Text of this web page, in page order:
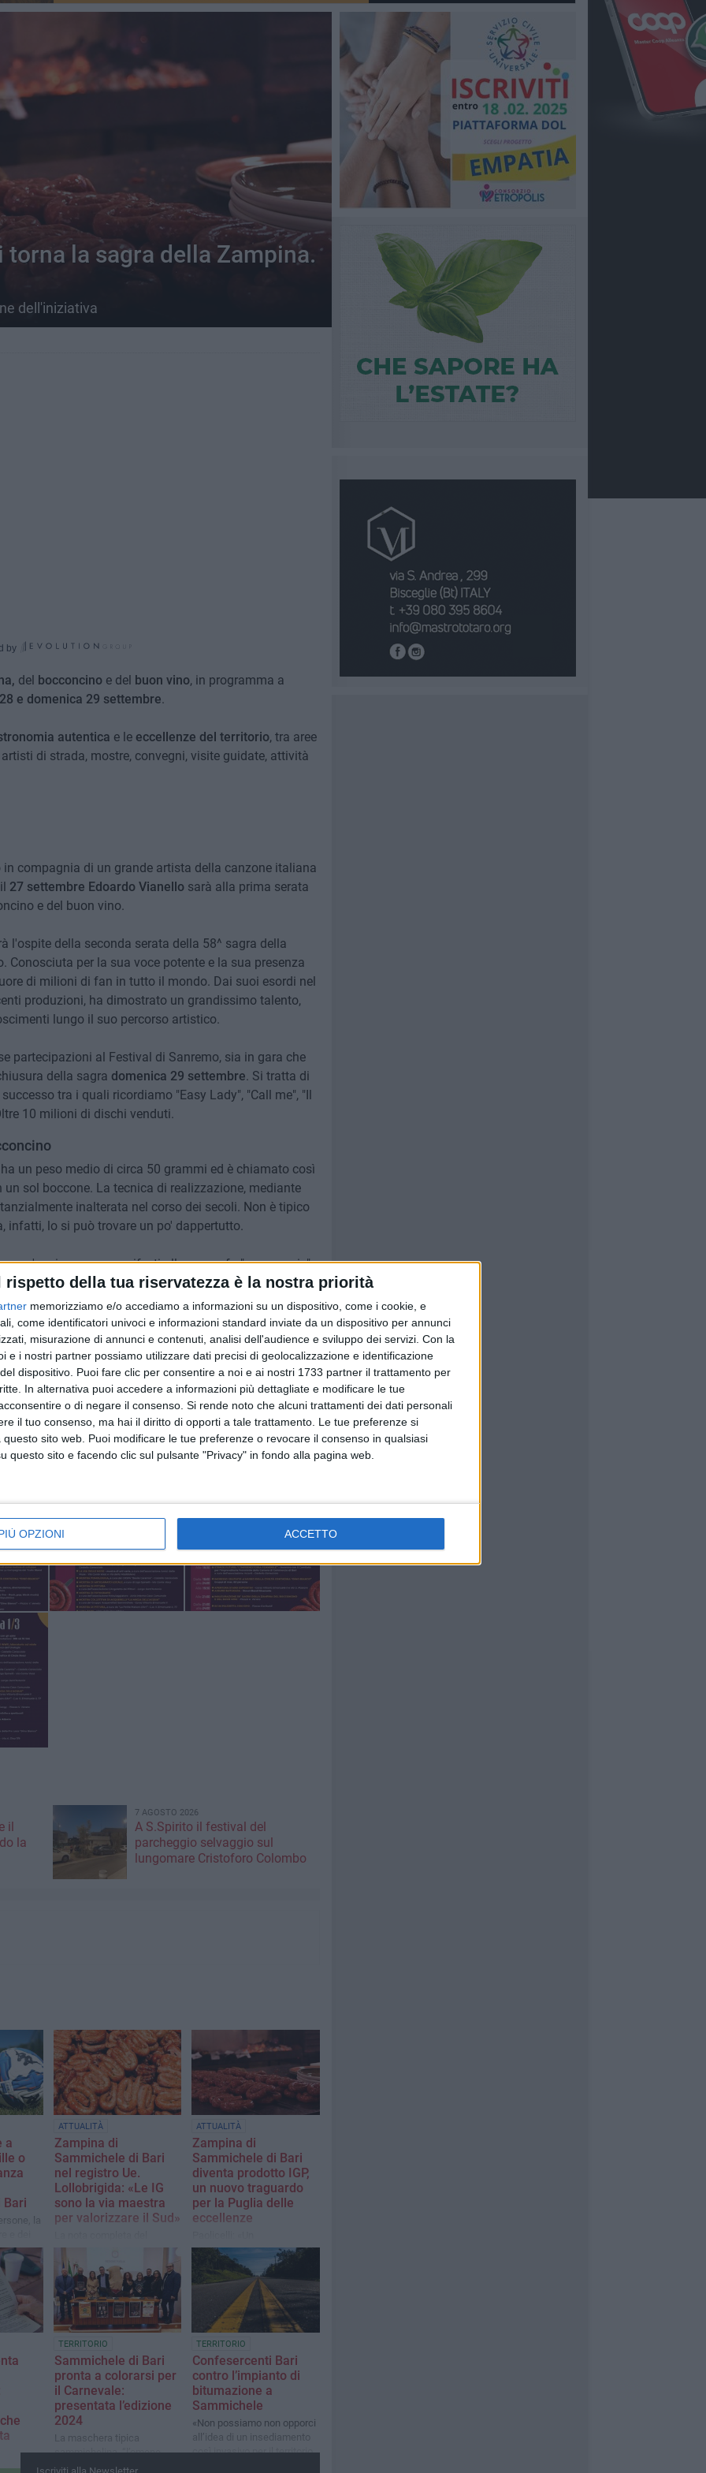
rispetto della tua riservatezza è la nostra priorità
memorizziamo e/o accediamo a informazioni su un dispositivo, come i cookie, e
come identificatori univoci e informazioni standard inviate da un dispositivo per annunci
misurazione di annunci e contenuti, analisi dell'audience e sviluppo dei servizi. Con la
e i nostri partner possiamo utilizzare dati precisi di geolocalizzazione e identificazione
dispositivo. Puoi fare clic per consentire a noi e ai nostri 1733 partner il trattamento per
In alternativa puoi accedere a informazioni più dettagliate e modificare le tue
o di negare il consenso. Si rende noto che alcuni trattamenti dei dati personali
il tuo consenso, ma hai il diritto di opporti a tale trattamento. Le tue preferenze si
sito web. Puoi modificare le tue preferenze o revocare il consenso in qualsiasi
questo sito e facendo clic sul pulsante "Privacy" in fondo alla pagina web.
OPZIONI ACCETTO
la sagra della Zampina.
dell'iniziativa
by
del bocconcinoe del buon vino, in programma a
e domenica 29 settembre.
autentica e le eccellenze del territorio, tra aree
di strada, mostre, convegni, visite guidate, attività
compagnia di un grande artista della canzone italiana
27 settembre Edoardo Vianellosarà alla prima serata
e del buon vino.
l'ospite della seconda serata della 58^ sagra della
Conosciuta per la sua voce potente e la sua presenza
di milioni di fan in tutto il mondo. Dai suoi esordi nel
produzioni, ha dimostrato un grandissimo talento,
lungo il suo percorso artistico.
partecipazioni al Festival di Sanremo, sia in gara che
della sagra domenica 29 settembre. Si tratta di
tra i quali ricordiamo "Easy Lady", "Call me", "Il
10 milioni di dischi venduti.
un peso medio di circa 50 grammi ed è chiamato così
sol boccone. La tecnica di realizzazione, mediante
inalterata nel corso dei secoli. Non è tipico
infatti, lo si può trovare un po' dappertutto.
po' curioso, ma, manifesti alla mano, fa "compagnia"
degli organizzatori, oltre che ad ampliare e
una vetrina promozionale per le attività
il
la
7 AGOSTO 2026
A S.Spirito il festival del
parcheggio selvaggio sul
lungomare Cristoforo Colombo
a
o
Bari
la
ATTUALITÀ
Zampina di
Sammichele di Bari
nel registro Ue.
Lollobrigida: «Le IG
sono la via maestra
per valorizzare il Sud»
Ministro dell'Agricoltura,
della Sovranità Alimentare e
delle Foreste
ATTUALITÀ
Zampina di
Sammichele di Bari
diventa prodotto IGP,
un nuovo traguardo
per la Puglia delle
eccellenze
riconoscimento che tutela la
nostra storia e rafforza il
valore economico, culturale
e turistico dei territori»
sala
TERRITORIO
Sammichele di Bari
pronta a colorarsi per
il Carnevale:
presentata l’edizione
2024
La maschera tipica
sammichelina, “l’omene
curte”, sfilerà a Venezia il 12
TERRITORIO
Confesercenti Bari
contro l’impianto di
bitumazione a
Sammichele
«Non possiamo non opporci
all’idea di un insediamento
così invasivo per il territorio
Iscriviti alla Newsletter